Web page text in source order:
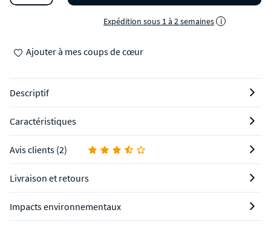
Expédition sous 1 à 2 semaines i
Ajouter à mes coups de cœur
Descriptif
Caractéristiques
Avis clients (2)
Livraison et retours
Impacts environnementaux